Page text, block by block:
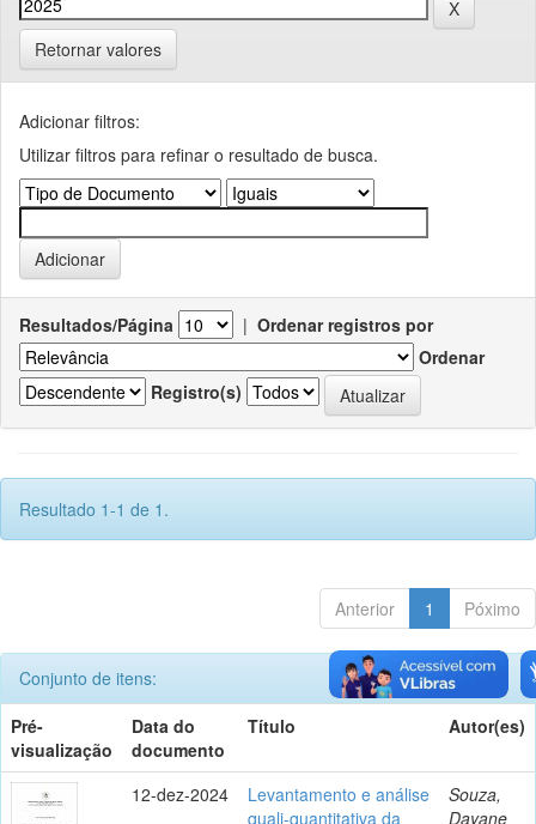
Retornar valores
Adicionar filtros:
Utilizar filtros para refinar o resultado de busca.
Resultados/Página | Ordenar registros por
Ordenar
Registro(s)
Resultado 1-1 de 1.
Anterior 1 Póximo
Conjunto de itens:
Pré-
visualização
Data do
documento
Título Autor(es)
12-dez-2024
Levantamento e análise
quali-quantitativa da
Souza,
Dayane